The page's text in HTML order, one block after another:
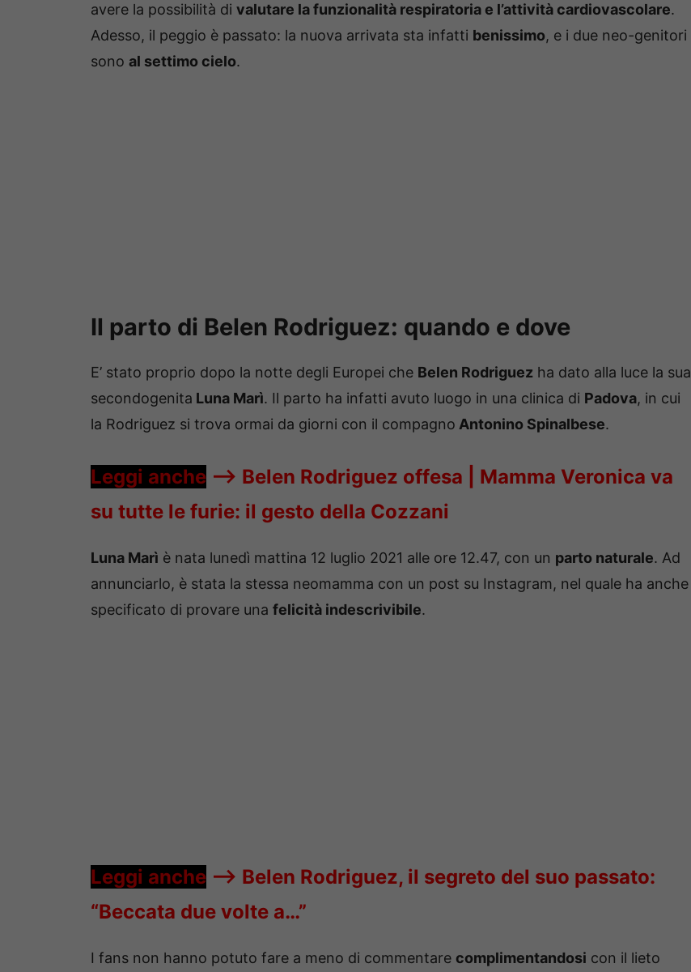
avere la possibilità di valutare la funzionalità respiratoria e l’attività cardiovascolare.
Adesso, il peggio è passato: la nuova arrivata sta infatti benissimo, e i due neo-genitori
sono al settimo cielo.
Il parto di Belen Rodriguez: quando e dove
E’ stato proprio dopo la notte degli Europei che Belen Rodriguez ha dato alla luce la sua
secondogenita Luna Marì. Il parto ha infatti avuto luogo in una clinica di Padova, in cui
la Rodriguez si trova ormai da giorni con il compagno Antonino Spinalbese.
Leggi anche —-> Belen Rodriguez offesa | Mamma Veronica va
su tutte le furie: il gesto della Cozzani
Luna Marì è nata lunedì mattina 12 luglio 2021 alle ore 12.47, con un parto naturale. Ad
annunciarlo, è stata la stessa neomamma con un post su Instagram, nel quale ha anche
specificato di provare una felicità indescrivibile.
Leggi anche —-> Belen Rodriguez, il segreto del suo passato:
“Beccata due volte a…”
I fans non hanno potuto fare a meno di commentare complimentandosi con il lieto